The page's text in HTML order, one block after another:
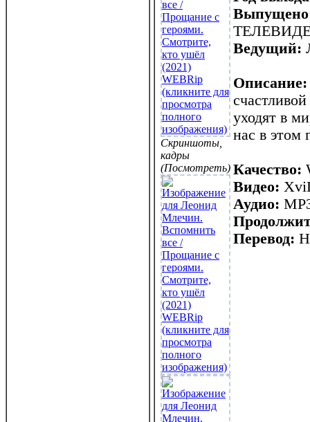
Скриншоты,
кадры
(Посмотреть)
Ведущий:
уходят в
нас в этом
Качество:
Видео:
Аудио:
Перевод: